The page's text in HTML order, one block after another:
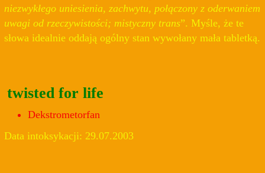
niezwykłego uniesienia, zachwytu, połączony z oderwaniem
uwagi od rzeczywistości; mistyczny trans . Myśle, że te
słowa idealnie oddają ogólny stan wywołany mała tabletką.
twisted for life
Dekstrometorfan
Data intoksykacji: 29.07.2003